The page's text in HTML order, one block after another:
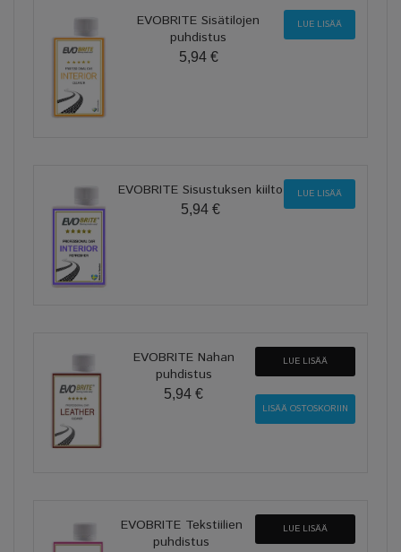
EVOBRITE Sisätilojen
puhdistus
5,94 €
LUE LISÄÄ
EVOBRITE Sisustuksen kiilto
5,94 €
LUE LISÄÄ
EVOBRITE Nahan
puhdistus
5,94 €
LUE LISÄÄ
EVOBRITE Tekstiilien
puhdistus
LUE LISÄÄ